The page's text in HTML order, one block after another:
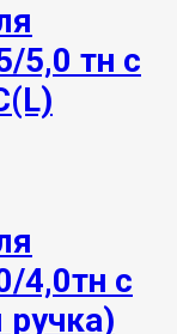
5,0 тн с
4,0тн с